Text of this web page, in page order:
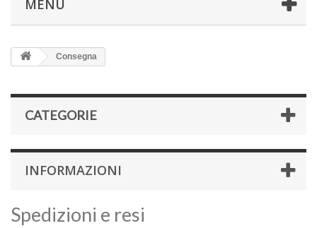
MENÙ
Consegna
CATEGORIE
INFORMAZIONI
Spedizioni e resi